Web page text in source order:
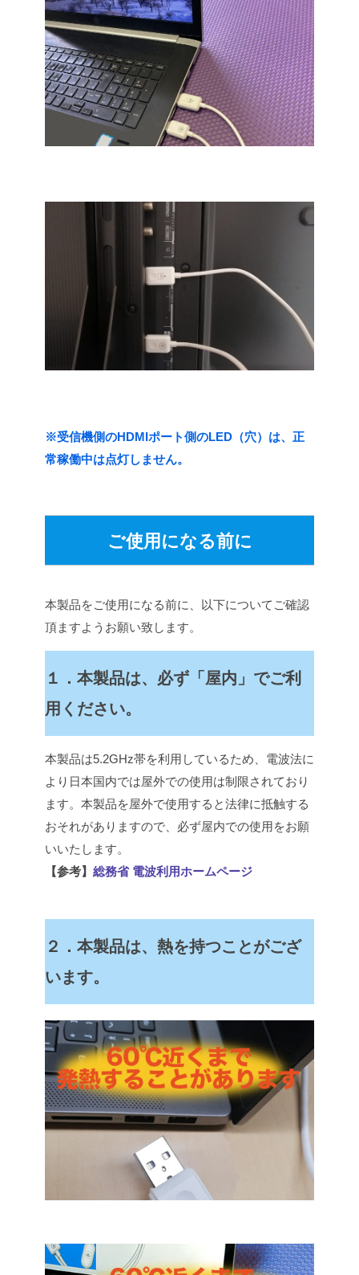
※受信機側のHDMIポート側のLED（穴）は、正
常稼働中は点灯しません。
ご使用になる前に
本製品をご使用になる前に、以下についてご確認
頂ますようお願い致します。
１．本製品は、必ず「屋内」でご利
用ください。
本製品は5.2GHz帯を利用しているため、電波法に
より日本国内では屋外での使用は制限されており
ます。本製品を屋外で使用すると法律に抵触する
おそれがありますので、必ず屋内での使用をお願
いいたします。
【参考】 総務省 電波利用ホームページ
２．本製品は、熱を持つことがござ
います。